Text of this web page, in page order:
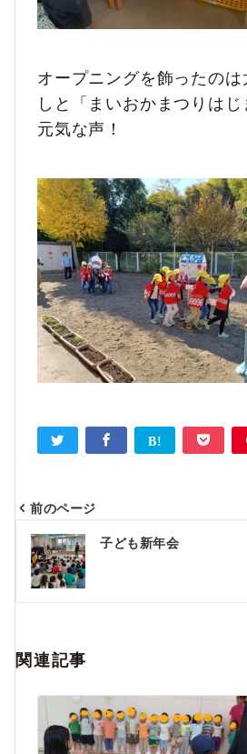
オープニングを飾ったのは
しと「まいおかまつりは
元気な声！
投
稿
ナ
ゲ
前のページ
子ども新年会
関連記事